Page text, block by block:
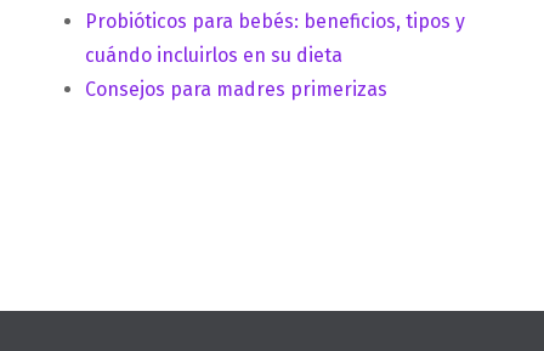
Probióticos para bebés: beneficios, tipos y
cuándo incluirlos en su dieta
Consejos para madres primerizas